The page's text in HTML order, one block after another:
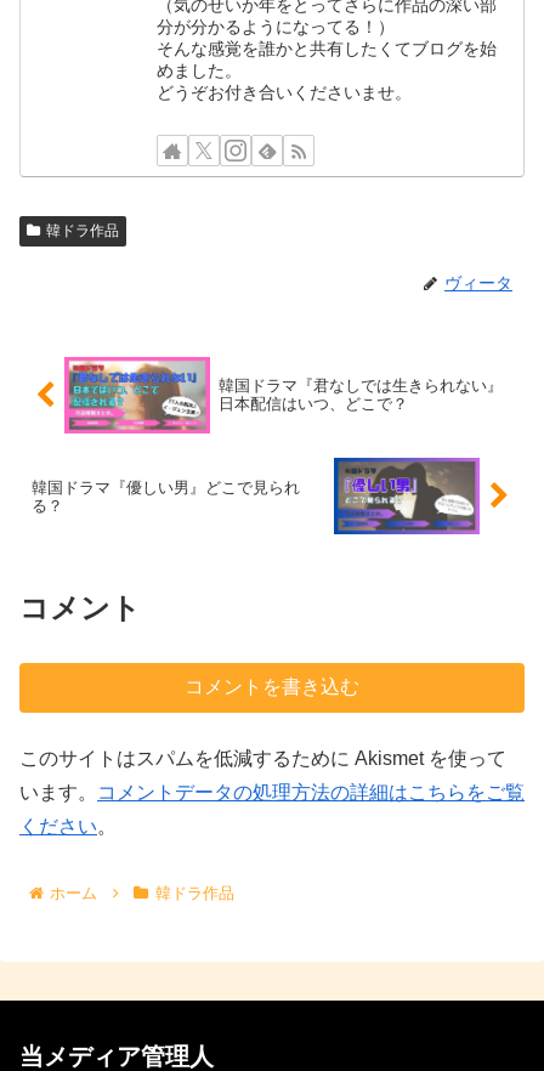
（気のせいか年をとってさらに作品の深い部
分が分かるようになってる！）
そんな感覚を誰かと共有したくてブログを始
めました。
どうぞお付き合いくださいませ。
韓ドラ作品
ヴィータ
韓国ドラマ『君なしでは生きられない』
日本配信はいつ、どこで？
韓国ドラマ『優しい男』どこで見られ
る？
コメント
コメントを書き込む
このサイトはスパムを低減するために Akismet を使って
います。
コメントデータの処理方法の詳細はこちらをご覧
ください。
ホーム 韓ドラ作品
当メディア管理人